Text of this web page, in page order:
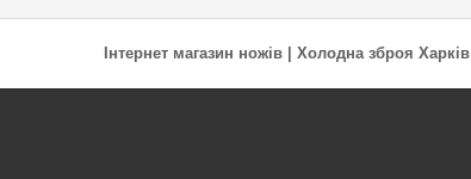
Інтернет магазин ножів | Холодна зброя Харків